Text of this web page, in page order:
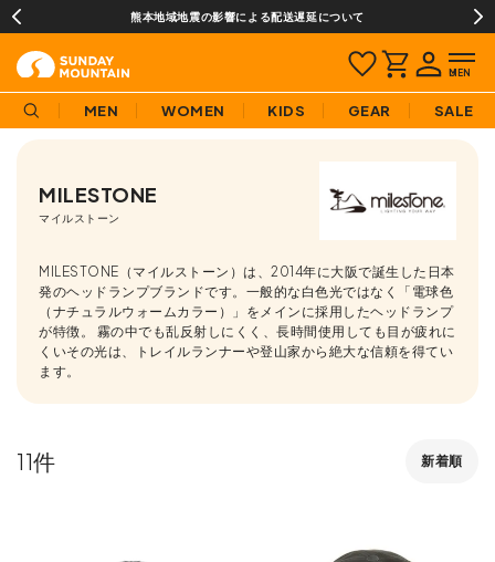
熊本地域地震の影響による配送遅延について
MEN WOMEN KIDS GEAR SALE
MILESTONE
マイルストーン
MILESTONE（マイルストーン）は、2014年に大阪で誕生した日本
発のヘッドランプブランドです。一般的な白色光ではなく「電球色
（ナチュラルウォームカラー）」をメインに採用したヘッドランプ
が特徴。 霧の中でも乱反射しにくく、長時間使用しても目が疲れに
くいその光は、トレイルランナーや登山家から絶大な信頼を得てい
ます。
新着順
11